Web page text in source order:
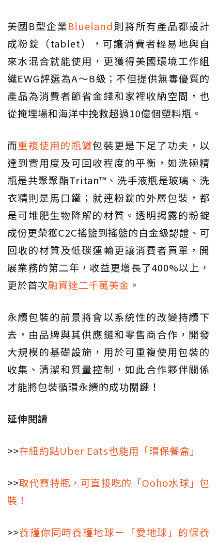
美國B型企業Blueland 則將所有產品都設計
成粉錠（tablet），可讓消費者輕易地與自
來水混合就能使用，更獲得美國環境工作組
織EWG評選為A～B級；不但提供無毒優質的
產品為消費者節省金錢和家裡收納空間，也
從掩埋場和海洋中挽救超過10億個塑料瓶。
而重複使用的瓶罐包裝更是下足了功夫，以
達到實用度及可回收程度的平衡，如洗碗精
瓶是共聚聚酯Tritan™、洗手液瓶是玻璃、洗
衣精則是馬口鐵；就連粉錠的外層包裝，都
是可堆肥生物降解的材質。透明揭露的粉錠
成份更榮獲C2C搖籃到搖籃的白金級認證、可
回收的材質及低碳運輸更讓消費者買單，開
展業務的第二年，收益更增長了400%以上，
更於首次融資達二千萬美金 。
永續包裝的前景將會以系統性的改變持續下
去，由品牌與其供應鏈和零售商合作，開發
大規模的基礎設施，用於可重複使用包裝的
收集、清潔和質量控制，如此合作夥伴關係
才能將包裝循環永續的成功關鍵！
延伸閱讀
>>在紐約點Uber Eats也能用「環保餐盒」
>>取代寶特瓶，可直接吃的「Ooho水球」包
裝！
>>養護你同時養護地球－「愛地球」的保養